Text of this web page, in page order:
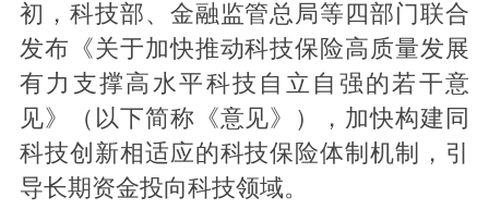
初，科技部、金融监管总局等四部门联合
发布《关于加快推动科技保险高质量发展
有力支撑高水平科技自立自强的若干意
见》（以下简称《意见》），加快构建同
科技创新相适应的科技保险体制机制，引
导长期资金投向科技领域。